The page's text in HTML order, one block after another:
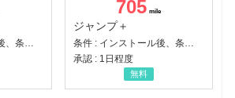
705
ジャンプ＋
承認 : 1日程度
無料